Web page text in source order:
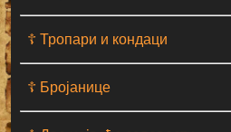
☦ Тропари и кондаци
☦ Бројанице